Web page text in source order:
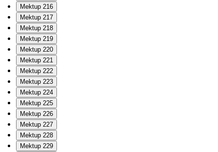
Mektup 216
Mektup 217
Mektup 218
Mektup 219
Mektup 220
Mektup 221
Mektup 222
Mektup 223
Mektup 224
Mektup 225
Mektup 226
Mektup 227
Mektup 228
Mektup 229